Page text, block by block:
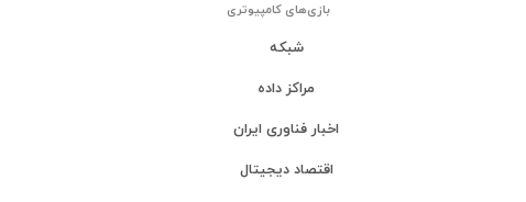
بازی‌های کامپیوتری
شبکه
مراکز داده
اخبار فناوری ایران
اقتصاد دیجیتال